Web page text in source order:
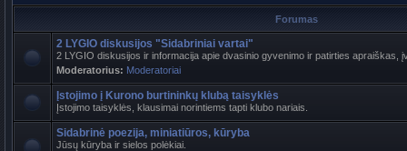
Forumas
2 LYGIO diskusijos "Sidabriniai vartai"
2 LYGIO diskusijos ir informacija apie dvasinio gyvenimo ir patirties apraiškas,
Moderatorius: Moderatoriai
Įstojimo į Kurono burtininkų klubą taisyklės
Įstojimo taisyklės, klausimai norintiems tapti klubo nariais.
Sidabrinė poezija, miniatiūros, kūryba
Jūsų kūryba ir sielos polėkiai.